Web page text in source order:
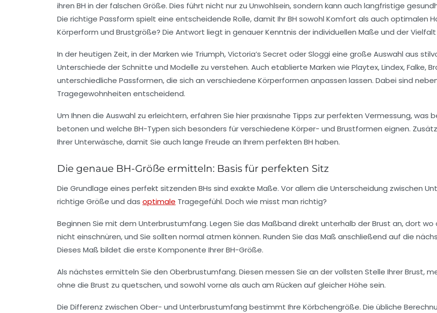
ihren BH in der falschen Größe. Dies führt nicht nur zu Unwohlsein, sondern kann auch langfristige
Die richtige Passform spielt eine entscheidende Rolle, damit Ihr BH sowohl Komfort als auch
Körperform und Brustgröße? Die Antwort liegt in genauer Kenntnis der individuellen Maße und der
In der heutigen Zeit, in der Marken wie Triumph,Victoria’s Secret oderSloggi eine große Auswahl aus
Unterschiede der Schnitte und Modelle zu verstehen. Auch etablierte Marken wie Playtex,Lindex,Falke,
unterschiedliche Passformen, die sich an verschiedene Körperformen anpassen lassen. Dabei sind
Tragegewohnheiten entscheidend.
Um Ihnen die Auswahl zu erleichtern, erfahren Sie hier praxisnahe Tipps zur perfekten Vermessung, was
betonen und welche BH-Typen sich besonders für verschiedene Körper- und Brustformen eignen.
Ihrer Unterwäsche, damit Sie auch lange Freude an Ihrem perfekten BH haben.
Die genaue BH-Größe ermitteln: Basis für perfekten Sitz
Die Grundlage eines perfekt sitzenden BHs sind exakte Maße. Vor allem die Unterscheidung zwischen
richtige Größe und das optimale Tragegefühl. Doch wie misst man richtig?
Beginnen Sie mit dem Unterbrustumfang. Legen Sie das Maßband direkt unterhalb der Brust an, dort
nicht einschnüren, und Sie sollten normal atmen können. Runden Sie das Maß anschließend auf die
Dieses Maß bildet die erste Komponente Ihrer BH-Größe.
Als nächstes ermitteln Sie den Oberbrustumfang. Diesen messen Sie an der vollsten Stelle Ihrer Brust,
ohne die Brust zu quetschen, und sowohl vorne als auch am Rücken auf gleicher Höhe sein.
Die Differenz zwischen Ober- und Unterbrustumfang bestimmt Ihre Körbchengröße. Die übliche